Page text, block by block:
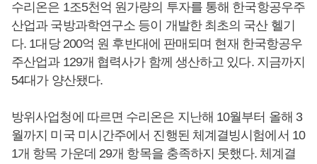
수리온은 1조5천억 원가량의 투자를 통해 한국항공우주
산업과 국방과학연구소 등이 개발한 최초의 국산 헬기
다. 1대당 200억 원 후반대에 판매되며 현재 한국항공우
주산업과 129개 협력사가 함께 생산하고 있다. 지금까지
54대가 양산됐다.
방위사업청에 따르면 수리온은 지난해 10월부터 올해 3
월까지 미국 미시간주에서 진행된 체계결빙시험에서 10
1개 항목 가운데 29개 항목을 충족하지 못했다. 체계결